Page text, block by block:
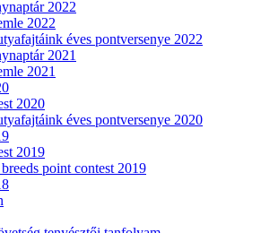
2022
2022
éves pontversenye 2022
2021
2021
2020
éves pontversenye 2020
2019
point contest 2019